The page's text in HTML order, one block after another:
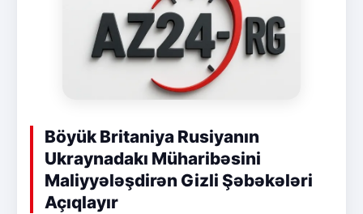
Böyük Britaniya Rusiyanın
Ukraynadakı Müharibəsini
Maliyyələşdirən Gizli Şəbəkələri
Açıqlayır